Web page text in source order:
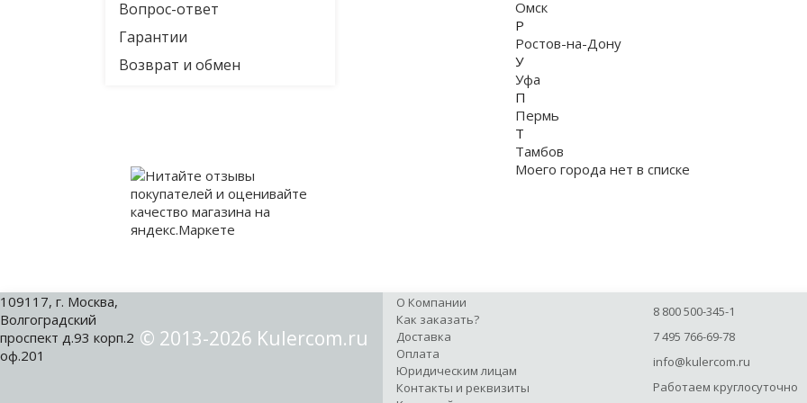
Вопрос-ответ
Гарантии
Возврат и обмен
© 2013-2026 Kulercom.ru
109117, г. Москва,
Волгоградский
проспект д.93 корп.2
оф.201
О Компании
Как заказать?
Доставка
Оплата
Юридическим лицам
Контакты и реквизиты
8 800 500-345-1
7 495 766-69-78
info@kulercom.ru
Работаем круглосуточно
Омск
Р
Ростов-на-Дону
У
Уфа
П
Пермь
Т
Тамбов
Моего города нет в списке